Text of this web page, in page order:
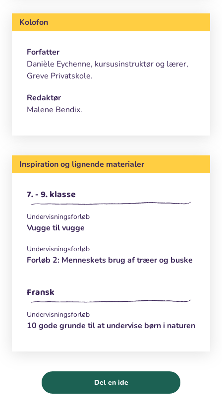
Kolofon
Forfatter
Danièle Eychenne, kursusinstruktør og lærer,
Greve Privatskole.
Redaktør
Malene Bendix.
Inspiration og lignende materialer
7. - 9. klasse
Undervisningsforløb
Vugge til vugge
Undervisningsforløb
Forløb 2: Menneskets brug af træer og buske
Fransk
Undervisningsforløb
10 gode grunde til at undervise børn i naturen
Del en ide